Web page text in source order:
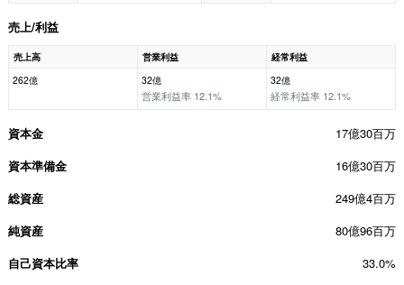
売上/利益
売上高 営業利益
経常利益
262億
32億
営業利益率 12.1%
32億
経常利益率 12.1%
資本金
17億30百万
資本準備金
16億30百万
総資産
249億4百万
純資産
80億96百万
自己資本比率
33.0%